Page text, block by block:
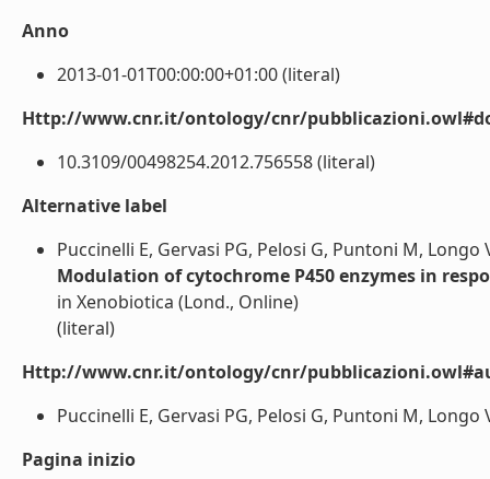
Anno
2013-01-01T00:00:00+01:00 (literal)
Http://www.cnr.it/ontology/cnr/
10.3109/00498254.2012.756558 (literal)
Alternative label
Puccinelli E, Gervasi PG, Pelosi G, Puntoni M, Longo
Modulation of cytochrome P450 enzymes in
in Xenobiotica (Lond., Online)
(literal)
Http://www.cnr.it/ontology/cnr/
Puccinelli E, Gervasi PG, Pelosi G, Puntoni M, Longo
Pagina inizio